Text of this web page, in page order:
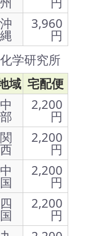
沖
縄
3,960
円
学研究所
域 宅配便
中
部
2,200
円
関
西
2,200
円
中
国
2,200
円
四
国
2,200
円